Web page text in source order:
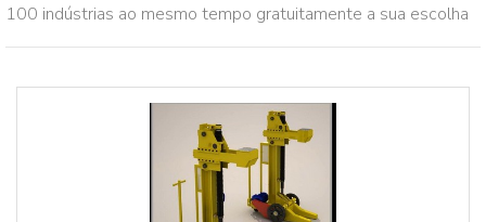
100 indústrias ao mesmo tempo gratuitamente a sua escolha